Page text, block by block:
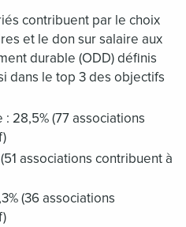
contribuent par le choix
et le don sur salaire aux
durable (ODD) définis
dans le top 3 des objectifs
28,5% (77 associations
associations contribuent à
(36 associations